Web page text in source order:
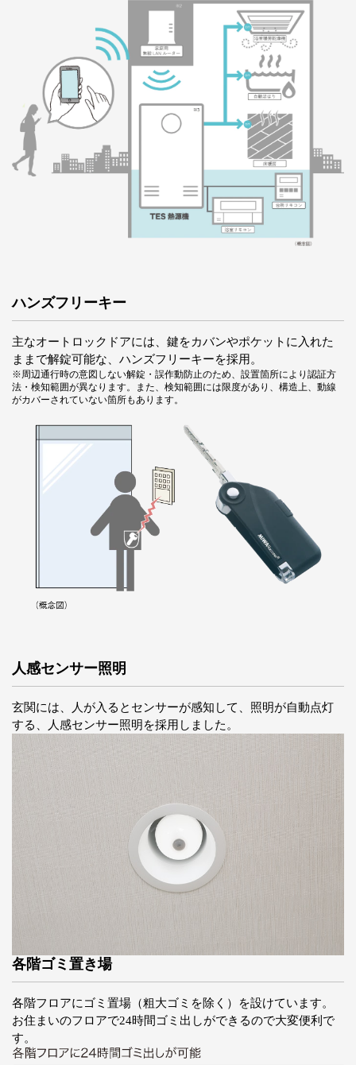
ハンズフリーキー
主なオートロックドアには、鍵をカバンやポケットに入れた
ままで解錠可能な、ハンズフリーキーを採用。
※周辺通行時の意図しない解錠・誤作動防止のため、設置箇所により認証方
法・検知範囲が異なります。また、検知範囲には限度があり、構造上、動線
がカバーされていない箇所もあります。
人感センサー照明
玄関には、人が入るとセンサーが感知して、照明が自動点灯
する、人感センサー照明を採用しました。
各階ゴミ置き場
各階フロアにゴミ置場（粗大ゴミを除く）を設けています。
お住まいのフロアで24時間ゴミ出しができるので大変便利で
す。